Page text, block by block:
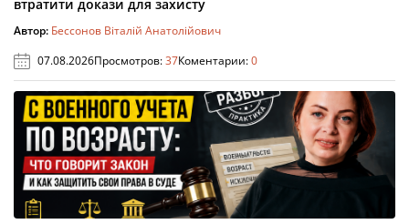
втратити докази для захисту
Автор: Бессонов Віталій Анатолійович
07.08.2026Просмотров:37Коментарии:0